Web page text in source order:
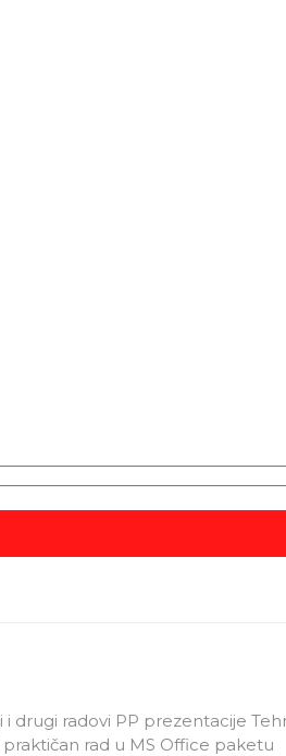
radovi PP prezentacije
rad u MS Office paketu